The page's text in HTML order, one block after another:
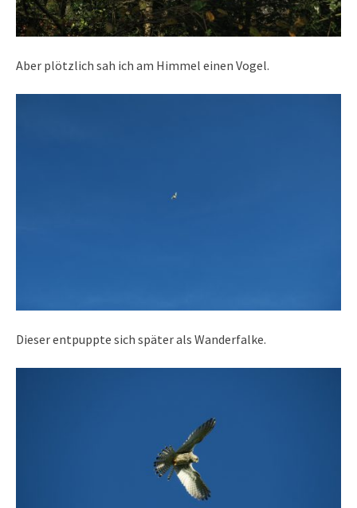
Aber plötzlich sah ich am Himmel einen Vogel.
Dieser entpuppte sich später als Wanderfalke.